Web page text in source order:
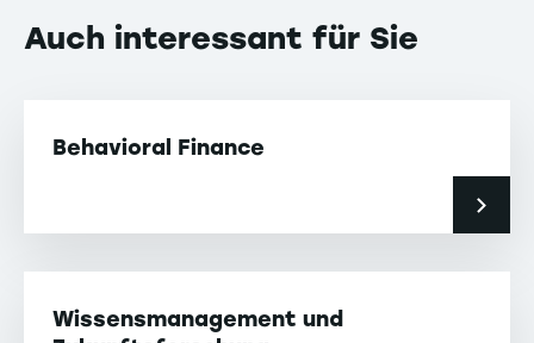
Auch interessant für Sie
Behavioral Finance
Wissensmanagement und